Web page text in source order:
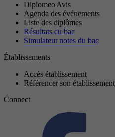
Diplomeo Avis
Agenda des événements
Liste des diplômes
Résultats du bac
Simulateur notes du bac
Établissements
Accès établissement
Référencer son établissement
Connect